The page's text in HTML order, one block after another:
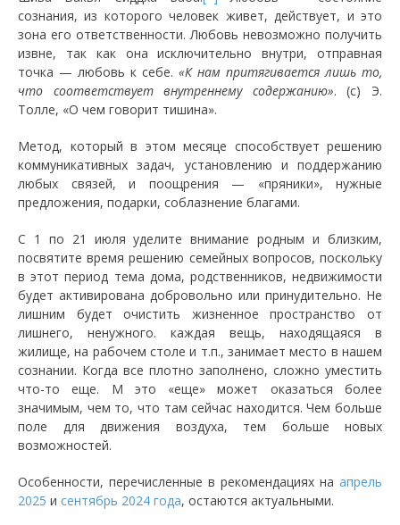
сознания, из которого человек живет, действует, и это
зона его ответственности. Любовь невозможно получить
извне, так как она исключительно внутри, отправная
точка — любовь к себе. «К нам притягивается лишь то,
что соответствует внутреннему содержанию». (с) Э.
Толле, «О чем говорит тишина».
Метод, который в этом месяце способствует решению
коммуникативных задач, установлению и поддержанию
любых связей, и поощрения — «пряники», нужные
предложения, подарки, соблазнение благами.
С 1 по 21 июля уделите внимание родным и близким,
посвятите время решению семейных вопросов, поскольку
в этот период тема дома, родственников, недвижимости
будет активирована добровольно или принудительно. Не
лишним будет очистить жизненное пространство от
лишнего, ненужного. каждая вещь, находящаяся в
жилище, на рабочем столе и т.п., занимает место в нашем
сознании. Когда все плотно заполнено, сложно уместить
что-то еще. М это «еще» может оказаться более
значимым, чем то, что там сейчас находится. Чем больше
поле для движения воздуха, тем больше новых
возможностей.
Особенности, перечисленные в рекомендациях на апрель
2025 и сентябрь 2024 года, остаются актуальными.